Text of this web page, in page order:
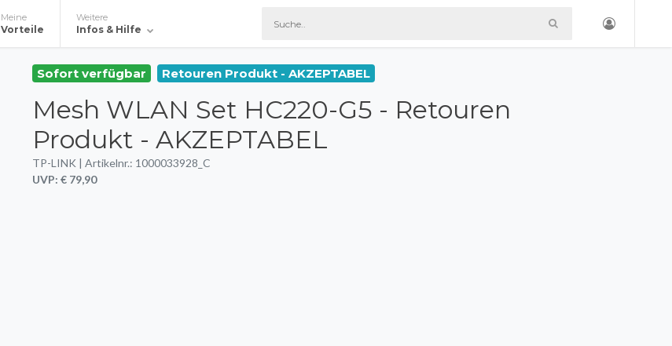
Meine
Vorteile
Weitere
Infos & Hilfe
Sofort verfügbar Retouren Produkt - AKZEPTABEL
Mesh WLAN Set HC220-G5 - Retouren
Produkt - AKZEPTABEL
TP-LINK | Artikelnr.: 1000033928_C
UVP: € 79,90